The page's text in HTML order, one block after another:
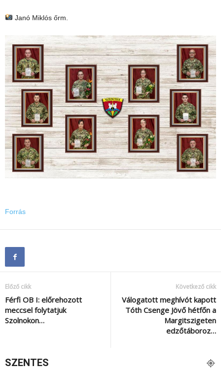
Janó Miklós őrm.
Forrás
Előző cikk
Férfi OB I: előrehozott
meccsel folytatjuk
Szolnokon…
Következő cikk
Válogatott meghívót kapott
Tóth Csenge Jövő hétfőn a
Margitszigeten
edzőtáboroz…
SZENTES